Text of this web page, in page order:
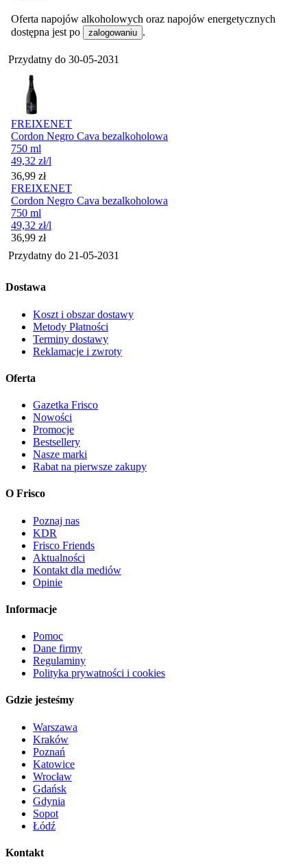
Oferta napojów alkoholowych oraz napojów energetycznych
dostępna jest po
zalogowaniu .
Przydatny do 30-05-2031
FREIXENET
Cordon Negro Cava bezalkoholowa
750 ml
49,32 zł/l
Cena
36,99 zł
FREIXENET
Cordon Negro Cava bezalkoholowa
750 ml
49,32 zł/l
Cena
36,99 zł
Przydatny do 21-05-2031
Dostawa
Koszt i obszar dostawy
Metody Płatności
Terminy dostawy
Reklamacje i zwroty
Oferta
Gazetka Frisco
Nowości
Promocje
Bestsellery
Nasze marki
Rabat na pierwsze zakupy
O Frisco
Poznaj nas
KDR
Frisco Friends
Aktualności
Kontakt dla mediów
Opinie
Informacje
Pomoc
Dane firmy
Regulaminy
Polityka prywatności i cookies
Gdzie jesteśmy
Warszawa
Kraków
Poznań
Katowice
Wrocław
Gdańsk
Gdynia
Sopot
Łódź
Kontakt